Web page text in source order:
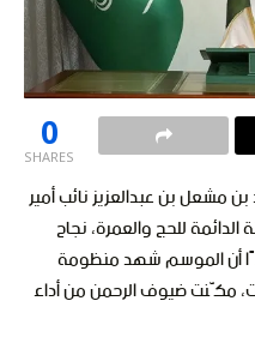
0
SHARES
مشعل بن عبدالعزيز نائب أمير
للحج والعمرة، نجاح
1447هـ، مؤكدًا أن الموسم شهد منظومة
مكّنت ضيوف الرحمن من أداء